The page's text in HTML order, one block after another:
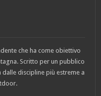
che ha come obiettivo
Scritto per un pubblico
discipline più estreme a